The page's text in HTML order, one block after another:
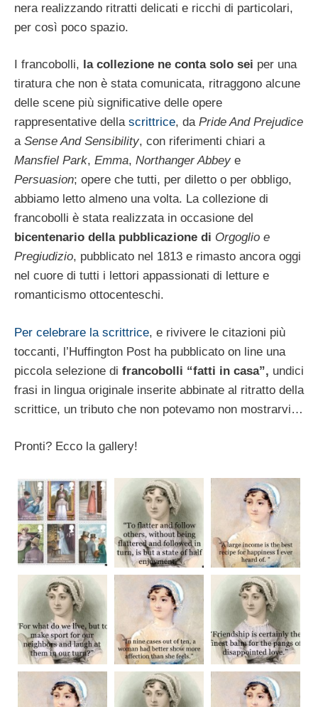
nera realizzando ritratti delicati e ricchi di particolari,
per così poco spazio.
I francobolli, la collezione ne conta solo sei per una
tiratura che non è stata comunicata, ritraggono alcune
delle scene più significative delle opere
rappresentative della scrittrice, da Pride And Prejudice
a Sense And Sensibility, con riferimenti chiari a
Mansfiel Park, Emma, Northanger Abbey e
Persuasion; opere che tutti, per diletto o per obbligo,
abbiamo letto almeno una volta. La collezione di
francobolli è stata realizzata in occasione del
bicentenario della pubblicazione di Orgoglio e
Pregiudizio, pubblicato nel 1813 e rimasto ancora oggi
nel cuore di tutti i lettori appassionati di letture e
romanticismo ottocenteschi.
Per celebrare la scrittrice, e rivivere le citazioni più
toccanti, l’Huffington Post ha pubblicato on line una
piccola selezione di francobolli “fatti in casa”, undici
frasi in lingua originale inserite abbinate al ritratto della
scrittice, un tributo che non potevamo non mostrarvi…
Pronti? Ecco la gallery!